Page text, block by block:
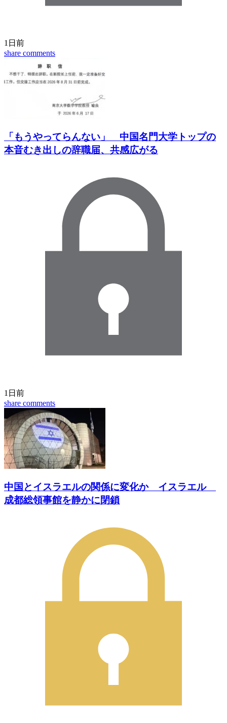
1日前
share comments
「もうやってらんない」 中国名門大学トップの
本音むき出しの辞職届、共感広がる
1日前
share comments
中国とイスラエルの関係に変化か イスラエル
成都総領事館を静かに閉鎖